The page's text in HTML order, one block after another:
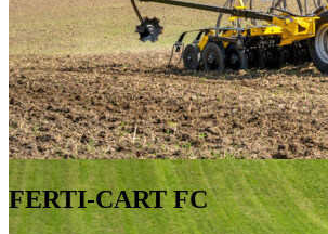
FERTI-CART FC